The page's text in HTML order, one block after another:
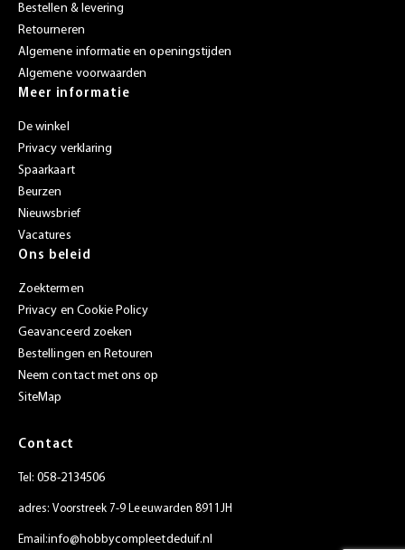
Bestellen & levering
Retourneren
Algemene informatie en openingstijden
Algemene voorwaarden
Meer informatie
De winkel
Privacy verklaring
Spaarkaart
Beurzen
Nieuwsbrief
Vacatures
Ons beleid
Zoektermen
Privacy en Cookie Policy
Geavanceerd zoeken
Bestellingen en Retouren
Neem contact met ons op
SiteMap
Contact
Tel:058-2134506
adres: Voorstreek 7-9 Leeuwarden 8911JH
Email:info@hobbycompleetdeduif.nl